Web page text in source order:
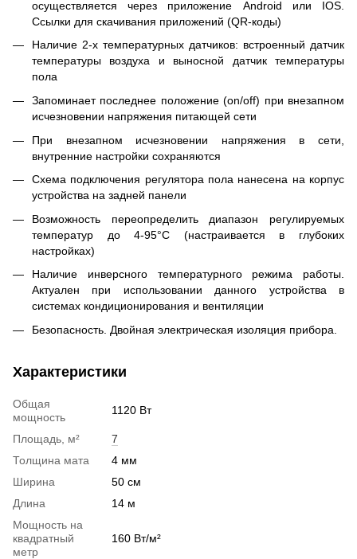
осуществляется через приложение Android или IOS.
Ссылки для скачивания приложений (QR-коды)
Наличие 2-х температурных датчиков: встроенный датчик
температуры воздуха и выносной датчик температуры
пола
Запоминает последнее положение (on/off) при внезапном
исчезновении напряжения питающей сети
При внезапном исчезновении напряжения в сети,
внутренние настройки сохраняются
Схема подключения регулятора пола нанесена на корпус
устройства на задней панели
Возможность переопределить диапазон регулируемых
температур до 4-95°С (настраивается в глубоких
настройках)
Наличие инверсного температурного режима работы.
Актуален при использовании данного устройства в
системах кондиционирования и вентиляции
Безопасность. Двойная электрическая изоляция прибора.
Характеристики
Общая
мощность
1120 Вт
Площадь, м²
7
Толщина мата
4 мм
Ширина
50 см
Длина
14 м
Мощность на
квадратный
метр
160 Вт/м²